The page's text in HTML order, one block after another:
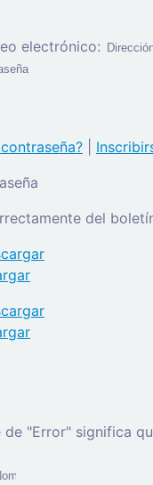
electrónico:
del
de "Error" significa